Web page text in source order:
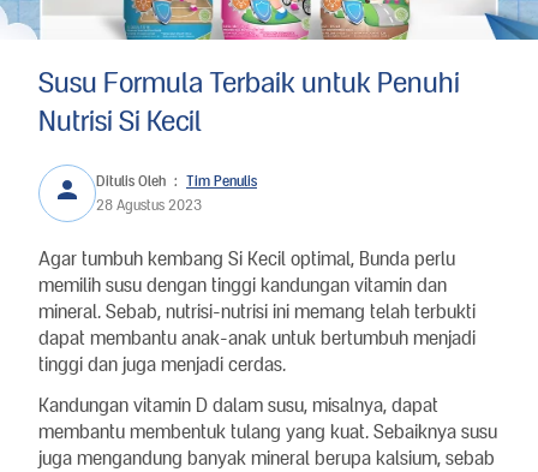
Susu Formula Terbaik untuk Penuhi
Nutrisi Si Kecil
Ditulis Oleh : Tim Penulis
28 Agustus 2023
Agar tumbuh kembang Si Kecil optimal, Bunda perlu
memilih susu dengan tinggi kandungan vitamin dan
mineral. Sebab, nutrisi-nutrisi ini memang telah terbukti
dapat membantu anak-anak untuk bertumbuh menjadi
tinggi dan juga menjadi cerdas.
Kandungan vitamin D dalam susu, misalnya, dapat
membantu membentuk tulang yang kuat. Sebaiknya susu
juga mengandung banyak mineral berupa kalsium, sebab